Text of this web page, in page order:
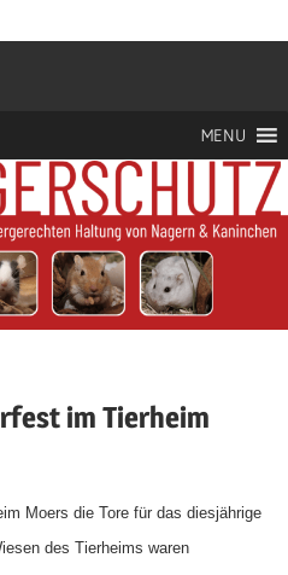
Nagerschutz
MENU
im Tierheim
Moers die Tore für das diesjährige
des Tierheims waren